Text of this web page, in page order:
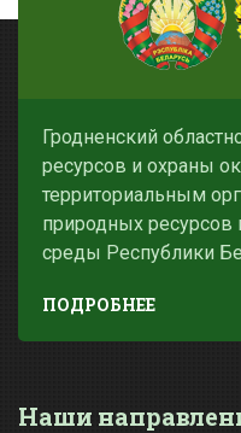
Гродненский
ресурсов и охраны
территориальным
природных
среды Республики
ПОДРОБНЕЕ
Наши